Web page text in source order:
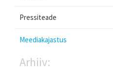
Pressiteade
Meediakajastus
Arhiiv: